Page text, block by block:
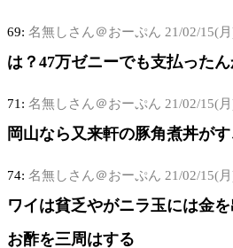
69: 名無しさん＠おーぷん 21/02/15(
は？47万ゼニーでも支払った
71: 名無しさん＠おーぷん 21/02/15(
岡山なら又来軒の豚角煮丼が
74: 名無しさん＠おーぷん 21/02/15(
ワイは貧乏やがニラ玉には金を
お酢を三周はする